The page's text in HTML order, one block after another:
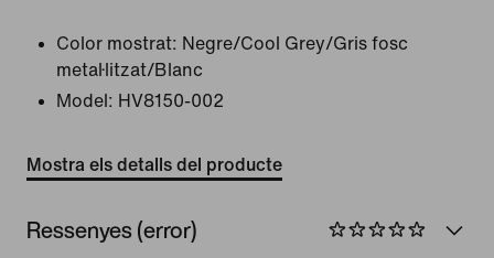
Color mostrat: Negre/Cool Grey/Gris fosc
metal·litzat/Blanc
Model: HV8150-002
Mostra els detalls del producte
Ressenyes (error)